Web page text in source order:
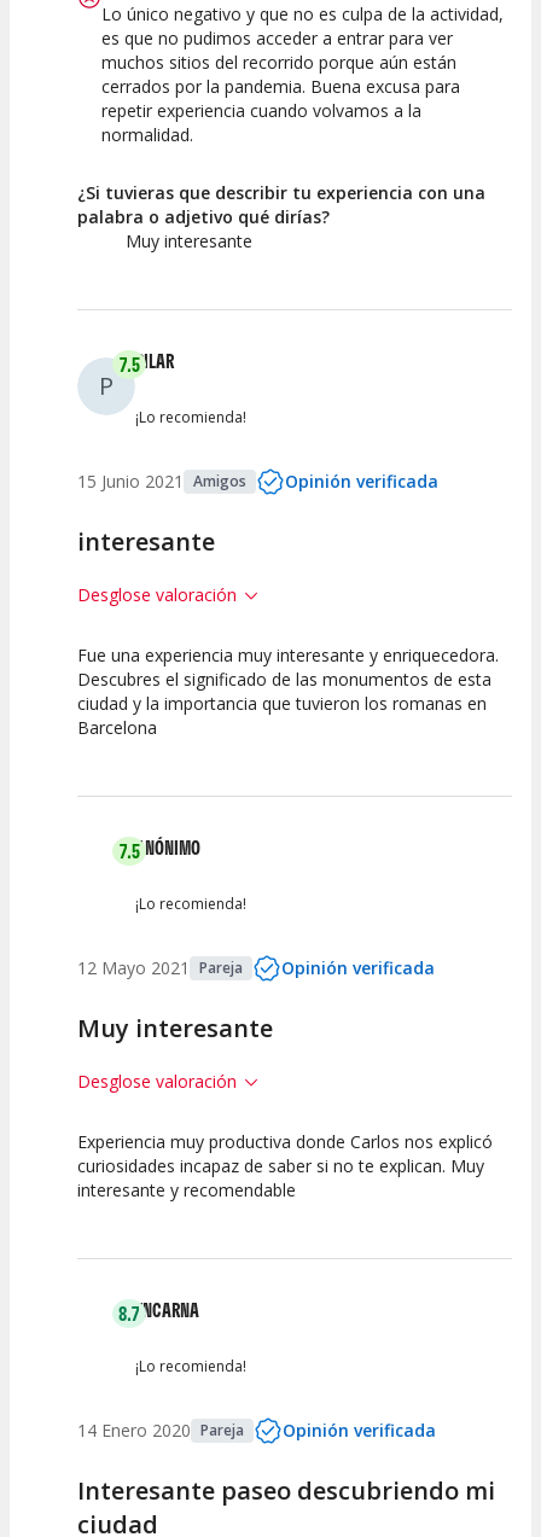
Lo único negativo y que no es culpa de la actividad,
es que no pudimos acceder a entrar para ver
muchos sitios del recorrido porque aún están
cerrados por la pandemia. Buena excusa para
repetir experiencia cuando volvamos a la
normalidad.
¿Si tuvieras que describir tu experiencia con una
palabra o adjetivo qué dirías?
Muy interesante
P
7.5PILAR
¡Lo recomienda!
15 Junio 2021 Amigos Opinión verificada
interesante
Desglose valoración
7.5
Calidad de la
Actividad
7.5
Atención del
Fue una experiencia muy interesante y enriquecedora.
Descubres el significado de las monumentos de esta
ciudad y la importancia que tuvieron los romanas en
Barcelona
7.5ANÓNIMO
¡Lo recomienda!
12 Mayo 2021 Pareja Opinión verificada
Muy interesante
Desglose valoración
7.5
Calidad de la
7.5
Atención del
Experiencia muy productiva donde Carlos nos explicó
curiosidades incapaz de saber si no te explican. Muy
interesante y recomendable
8.7ENCARNA
¡Lo recomienda!
14 Enero 2020 Pareja Opinión verificada
Interesante paseo descubriendo mi
ciudad